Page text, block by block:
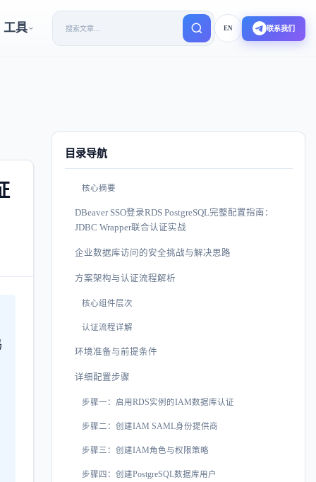
工具 EN 联系我们
目录导航
核心摘要
DBeaver SSO登录RDS PostgreSQL完整配置指南：
JDBC Wrapper联合认证实战
企业数据库访问的安全挑战与解决思路
方案架构与认证流程解析
核心组件层次
认证流程详解
环境准备与前提条件
详细配置步骤
步骤一：启用RDS实例的IAM数据库认证
步骤二：创建IAM SAML身份提供商
步骤三：创建IAM角色与权限策略
步骤四：创建PostgreSQL数据库用户